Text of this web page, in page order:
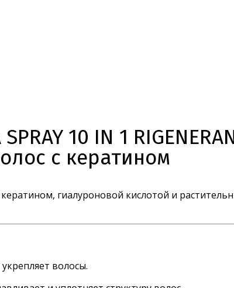
SPRAY 10 IN 1
с кератином
гиалуроновой кислотой и
волосы.